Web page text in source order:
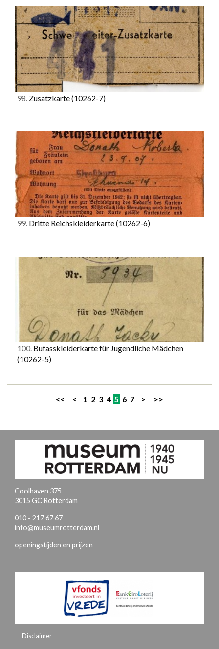
98. Zusatzkarte(10262-7)
99. Dritte Reichskleiderkarte(10262-6)
100. Bufasskleiderkarte für Jugendliche Mädchen
(10262-5)
<< < 1 2 3 4 5 6 7 > >>
Coolhaven 375
3015 GC Rotterdam
010 - 217 67 67
info@museumrotterdam.nl
openingstijden en prijzen
Disclaimer